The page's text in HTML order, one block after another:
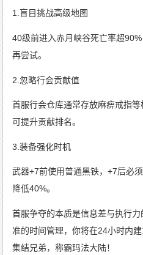
1.盲目挑战高级地图
40级前进入赤月峡谷死亡率超
再尝试。
2.忽略行会贡献值
首服行会仓库通常存放麻痹戒指
可提升贡献排名。
3.装备强化时机
武器+7前使用普通黑铁，+7后必
降低40%。
首服争夺的本质是信息差与执行
准的时间管理，你将在24小时内
集结兄弟，称霸玛法大陆！